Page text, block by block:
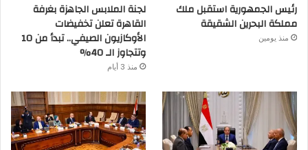
رئيس الجمهورية استقبل ملك
مملكة البحرين الشقيقة
منذ يومين
لجنة الملابس الجاهزة بغرفة
القاهرة تعلن تخفيضات
الأوكازيون الصيفي.. تبدأ من 10
وتتجاوز الـ 40%
منذ 3 أيام